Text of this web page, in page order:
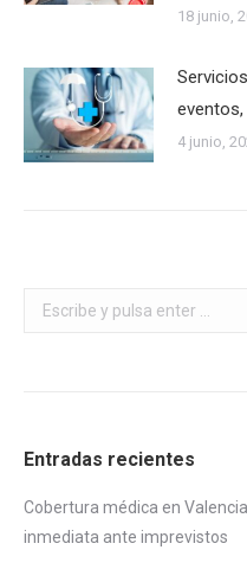
18 junio,
4 junio,
Buscar:
Entradas recientes
Cobertura médica en
inmediata ante imprevistos